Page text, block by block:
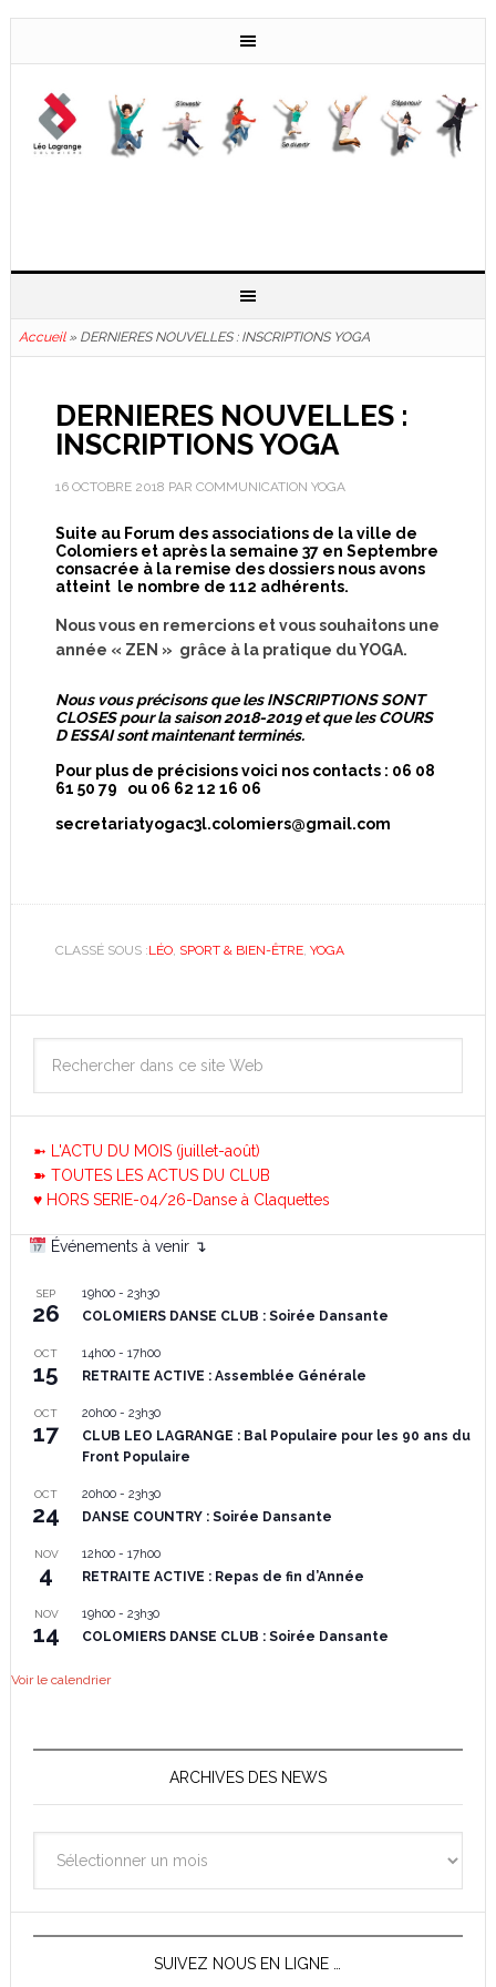
Accueil» DERNIERES NOUVELLES : INSCRIPTIONS YOGA
DERNIERES NOUVELLES :
INSCRIPTIONS YOGA
16 OCTOBRE 2018 PAR COMMUNICATION YOGA
Suite au Forum des associations de la ville de
Colomiers et après la semaine 37 en Septembre
consacrée à la remise des dossiers nous avons
atteint le nombre de 112 adhérents.
Nous vous en remercions et vous souhaitons une
année « ZEN » grâce à la pratique du YOGA.
Nous vous précisons que les INSCRIPTIONS SONT
CLOSES pour la saison 2018-2019 et que les COURS
D ESSAI sont maintenant terminés.
Pour plus de précisions voici nos contacts : 06 08
61 50 79 ou 06 62 12 16 06
secretariatyogac3l.colomiers@gmail.com
CLASSÉ SOUS :LÉO, SPORT & BIEN-ÊTRE, YOGA
➼ L'ACTU DU MOIS (juillet-août)
➽ TOUTES LES ACTUS DU CLUB
♥ HORS SERIE-04/26-Danse à Claquettes
Événements à venir ↴
SEP
26
19h00- 23h30
COLOMIERS DANSE CLUB : Soirée Dansante
OCT
15
14h00- 17h00
RETRAITE ACTIVE : Assemblée Générale
OCT
17
20h00- 23h30
CLUB LEO LAGRANGE : Bal Populaire pour les 90 ans du
Front Populaire
OCT
24
20h00- 23h30
DANSE COUNTRY : Soirée Dansante
NOV
4
12h00- 17h00
RETRAITE ACTIVE : Repas de fin d’Année
NOV
14
19h00- 23h30
COLOMIERS DANSE CLUB : Soirée Dansante
Voir le calendrier
ARCHIVES DES NEWS
des
News
SUIVEZ NOUS EN LIGNE …